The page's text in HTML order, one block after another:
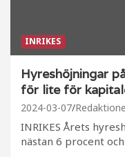
INRIKES
Hyreshöjningar
för lite för
2024-03-07
INRIKES Årets
nästan 6 procent